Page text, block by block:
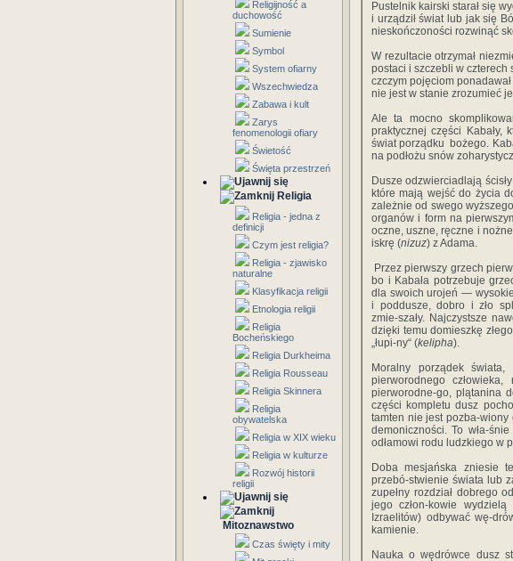
Religijność a
duchowość
Sumienie
Symbol
System ofiarny
Wszechwiedza
Zabawa i kult
Zarys
fenomenologii ofiary
Świetość
Święta przestrzeń
Religia
Religia - jedna z
definicji
Czym jest religia?
Religia - zjawisko
naturalne
Klasyfikacja religii
Etnologia religii
Religia
Bocheńskiego
Religia Durkheima
Religia Rousseau
Religia Skinnera
Religia
obywatelska
Religia w XIX wieku
Religia w kulturze
Rozwój historii
religii
Mitoznawstwo
Czas święty i mity
Pustelnik‎ ‎kairski‎ ‎starał‎ ‎się‎
‎i urządził‎ ‎świat‎ ‎lub‎ ‎jak‎ ‎się‎
‎nieskończoności‎ ‎rozwinąć‎
W‎ ‎rezultacie‎ ‎otrzymał‎
‎postaci‎ ‎i‎ ‎szczebli‎ ‎w‎ ‎czterech‎
‎czczym‎ ‎pojęciom‎
‎nie‎ ‎jest‎ ‎w‎ ‎stanie‎ ‎zrozumieć‎
Ale‎ ‎ta‎ ‎mocno‎
‎praktycznej‎ ‎części Kabały,‎
‎świat‎ ‎porządku‎ ‎bożego.‎
‎na‎ ‎podłożu‎ ‎snów‎
Dusze‎ ‎odzwierciadlają‎
‎które‎ ‎mają‎ ‎wejść‎ ‎do‎ ‎życia
‎zależnie‎ ‎od‎ ‎swego‎
‎organów‎ ‎i‎ ‎form‎ ‎na‎
‎oczne,‎ ‎uszne,‎ ‎ręczne‎ ‎i‎
‎iskrę‎ ‎(nizuz)‎ ‎z‎ ‎Adama.‎
Przez pierwszy‎ ‎grzech‎
‎bo‎ ‎i‎ ‎Kabała‎ ‎potrzebuje
‎dla‎ ‎swoich‎ ‎urojeń‎ ‎—‎
‎i‎ ‎poddusze,‎ ‎dobro‎ ‎i‎ ‎zło‎
‎zmie-szały. Najczystsze‎
dzięki‎ ‎temu‎ ‎domieszkę‎
‎‎„łupi-ny“‎ ‎(kelipha).‎ ‎
Moralny‎ ‎porządek‎ ‎świata,
‎pierworodnego‎
‎pierworodne-go,‎ ‎plątanina‎
‎części‎ ‎kompletu‎ ‎dusz‎
‎tamten‎ ‎nie‎ ‎jest‎ ‎pozba-
‎demoniczności.‎ ‎To‎ ‎wła-
‎odłamowi‎ ‎rodu‎ ‎ludzkiego‎ ‎w
Doba‎ ‎mesjańska‎ ‎zniesie‎
przebó-stwienie‎ ‎świata‎ ‎lub‎
‎zupełny‎ ‎rozdział‎ ‎dobrego‎
‎jego‎ ‎człon-kowie‎
‎Izraelitów)‎ ‎odbywać‎ ‎wę-
‎kamienie.‎ ‎
Nauka‎ ‎o wędrówce‎ ‎dusz‎